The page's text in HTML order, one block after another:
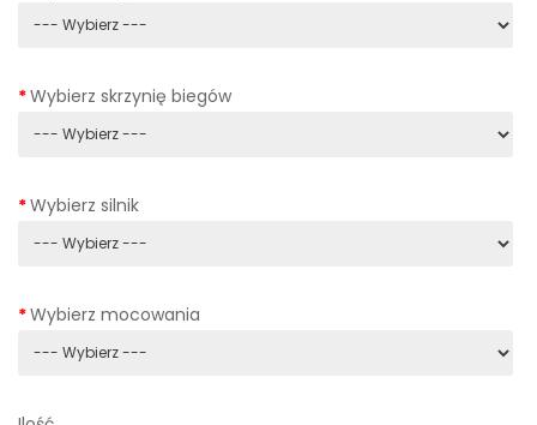
Wybierz skrzynię biegów
Wybierz silnik
Wybierz mocowania